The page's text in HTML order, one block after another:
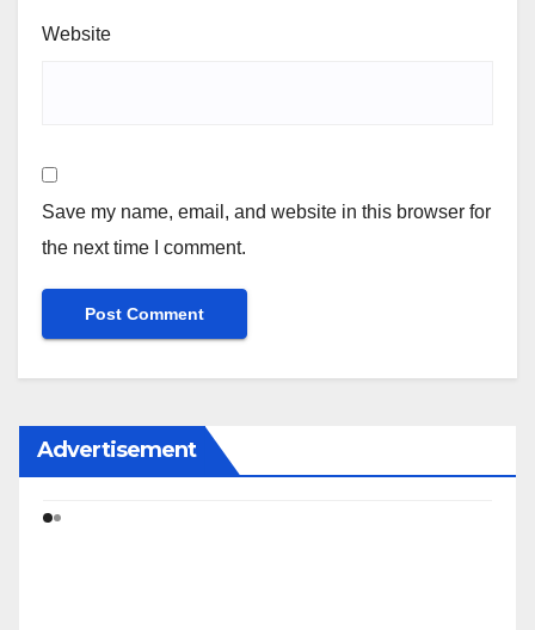
Website
Save my name, email, and website in this browser for
the next time I comment.
Advertisement